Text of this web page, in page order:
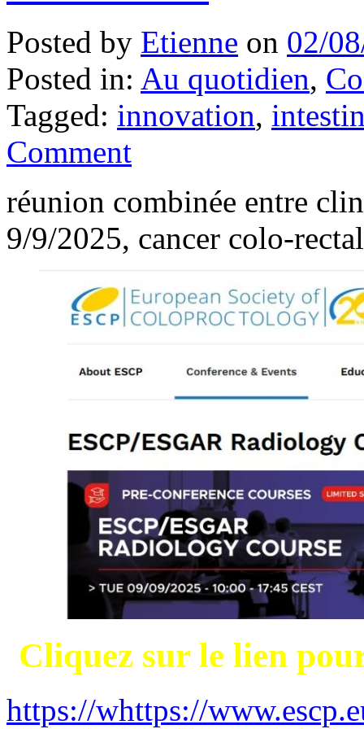
Posted by Etienne on 02/
Posted in: Au quotidien,
Tagged: innovation,
Comment
réunion combinée entre
9/9/2025, cancer colo-
Cliquez sur le lien
https://whttps://